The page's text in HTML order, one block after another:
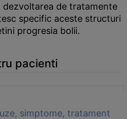
dezvoltarea de tratamente
specific aceste structuri
progresia bolii.
pacienti
simptome, tratament